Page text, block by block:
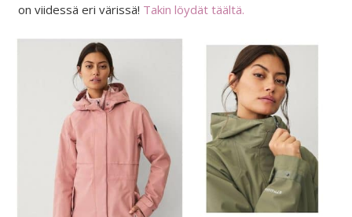
on viidessä eri värissä! Takin löydät täältä.